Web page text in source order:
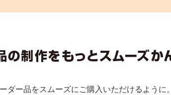
ダー品をスムーズにご購入いただけるように。